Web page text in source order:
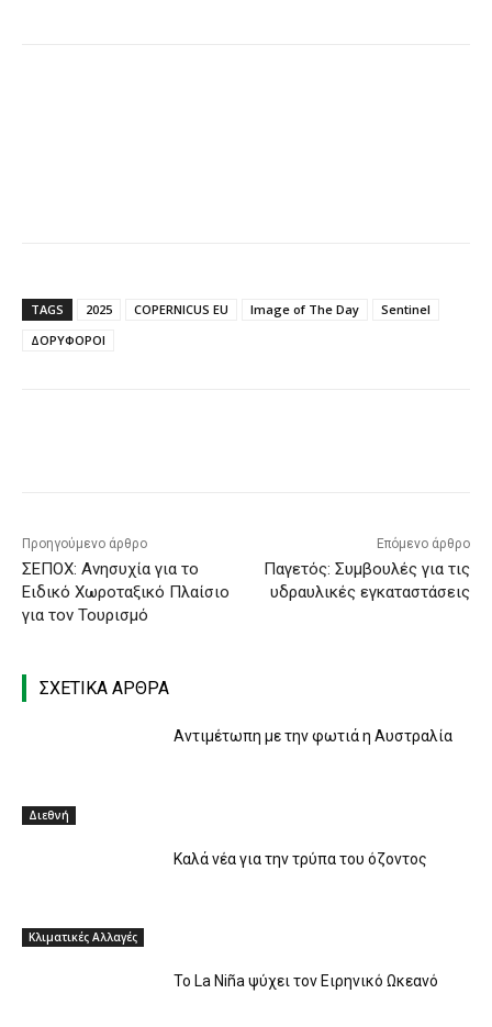
TAGS 2025 COPERNICUS EU Image of The Day
Sentinel
ΔΟΡΥΦΟΡΟΙ
Προηγούμενο άρθρο
ΣΕΠΟΧ: Ανησυχία για το
Ειδικό Χωροταξικό Πλαίσιο
για τον Τουρισμό
Επόμενο άρθρο
Παγετός: Συμβουλές για τις
υδραυλικές εγκαταστάσεις
ΣΧΕΤΙΚΑ ΑΡΘΡΑ
Διεθνή
Αντιμέτωπη με την φωτιά η Αυστραλία
Κλιματικές Αλλαγές
Καλά νέα για την τρύπα του όζοντος
Το La Niña ψύχει τον Ειρηνικό Ωκεανό